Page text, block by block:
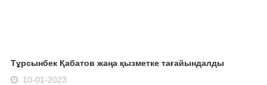
Тұрсынбек Қабатов жаңа қызметке тағайындалды
10-01-2023